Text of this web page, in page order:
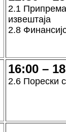
2.1
извештаја
2.8
16:00 –
2.6 Порески